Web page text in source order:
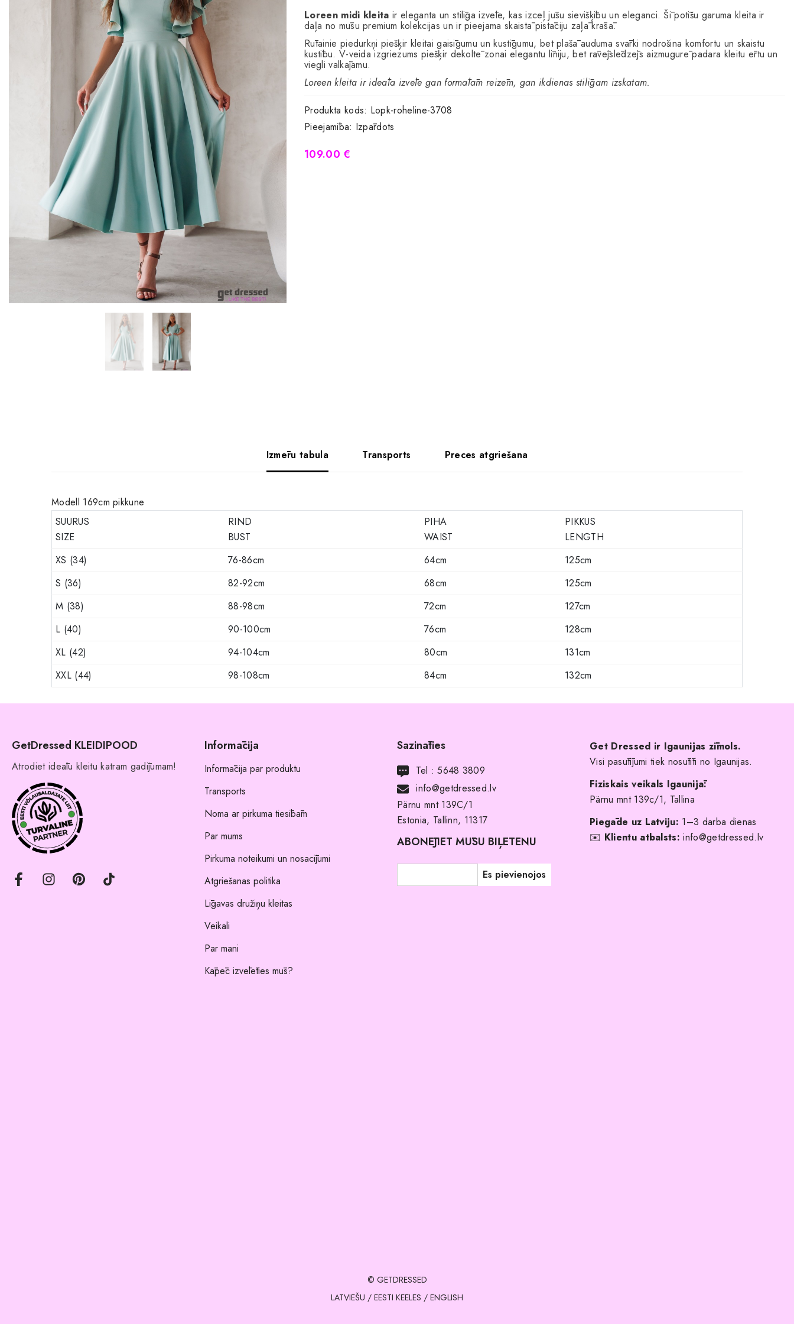
Midi kleitas
Vakarkleitas
Maxi kleitas
Skater kleitas
Mini kleitas
Adīt kleitas
Loreen midi kleita ir eleganta un stilīga izvēle, kas izceļ jūsu sievišķību un eleganci. Šī potīšu garuma kleita ir
daļa no mūsu premium kolekcijas un ir pieejama skaistā pistāciju zaļā krāsā.
Rūtainie piedurkņi piešķir kleitai gaisīgumu un kustīgumu, bet plašā auduma svārki nodrošina komfortu un skaistu
kustību. V-veida izgriezums piešķir dekoltē zonai elegantu līniju, bet rāvējslēdzējs aizmugurē padara kleitu ērtu un
viegli valkājamu.
Loreen kleita ir ideāla izvēle gan formālām reizēm, gan ikdienas stilīgam izskatam.
Produkta kods: Lopk-roheline-3708
Pieejamība: Izpārdots
109.00 €
Izmēru tabula Transports Preces atgriešana
Modell 169cm pikkune
SUURUS
SIZE
RIND
BUST
PIHA
WAIST
PIKKUS
LENGTH
XS (34)
76-86cm 64cm
125cm
S (36)
82-92cm 68cm
125cm
M (38)
88-98cm 72cm
127cm
L (40)
90-100cm 76cm
128cm
XL (42)
94-104cm 80cm
131cm
XXL (44)
98-108cm 84cm 132cm
GetDressed KLEIDIPOOD
Atrodiet ideālu kleitu katram gadījumam!
Informācija
Informācija par produktu
Transports
Noma ar pirkuma tiesībām
Par mums
Pirkuma noteikumi un nosacījumi
Atgriešanas politika
Līgavas družiņu kleitas
Veikali
Par mani
Kāpēc izvēlēties mūs?
Sazināties
Tel :5648 3809
info@getdressed.lv
Pärnu mnt 139C/1
Estonia, Tallinn, 11317
ABONĒJIET MŪSU BIĻETENU
Get Dressed ir Igaunijas zīmols.
Visi pasūtījumi tiek nosūtīti no Igaunijas.
Fiziskais veikals Igaunijā:
Pärnu mnt 139c/1, Tallina
Piegāde uz Latviju: 1–3 darba dienas
✉️ Klientu atbalsts: info@getdressed.lv
© GETDRESSED
LATVIEŠU / EESTI KEELES / ENGLISH